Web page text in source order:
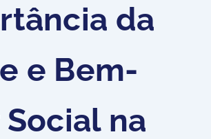
da
e Bem-
na